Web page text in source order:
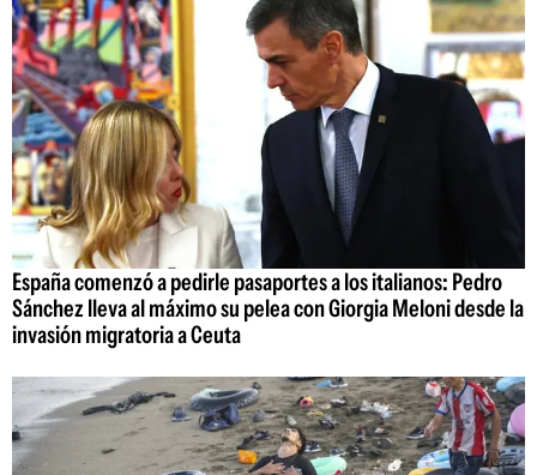
España comenzó a pedirle pasaportes a los italianos: Pedro
Sánchez lleva al máximo su pelea con Giorgia Meloni desde la
invasión migratoria a Ceuta